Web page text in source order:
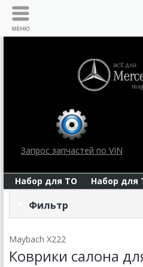
Запрос запчастей по VIN
Набор для ТО Набор для
Фильтр
Maybach X222
Коврики салона